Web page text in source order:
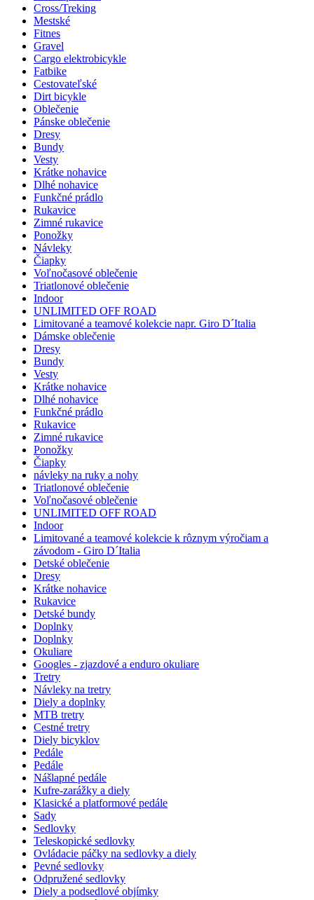
Cross/Treking
Mestské
Fitnes
Gravel
Cargo elektrobicykle
Fatbike
Cestovateľské
Dirt bicykle
Oblečenie
Pánske oblečenie
Dresy
Bundy
Vesty
Krátke nohavice
Dlhé nohavice
Funkčné prádlo
Rukavice
Zimné rukavice
Ponožky
Návleky
Čiapky
Voľnočasové oblečenie
Triatlonové oblečenie
Indoor
UNLIMITED OFF ROAD
Limitované a teamové kolekcie napr. Giro D´Italia
Dámske oblečenie
Dresy
Bundy
Vesty
Krátke nohavice
Dlhé nohavice
Funkčné prádlo
Rukavice
Zimné rukavice
Ponožky
Čiapky
návleky na ruky a nohy
Triatlonové oblečenie
Voľnočasové oblečenie
UNLIMITED OFF ROAD
Indoor
Limitované a teamové kolekcie k rôznym výročiam a
závodom - Giro D´Italia
Detské oblečenie
Dresy
Krátke nohavice
Rukavice
Detské bundy
Doplnky
Doplnky
Okuliare
Googles - zjazdové a enduro okuliare
Tretry
Návleky na tretry
Diely a doplnky
MTB tretry
Cestné tretry
Diely bicyklov
Pedále
Pedále
Nášlapné pedále
Kufre-zarážky a diely
Klasické a platformové pedále
Sady
Sedlovky
Teleskopické sedlovky
Ovládacie páčky na sedlovky a diely
Pevné sedlovky
Odpružené sedlovky
Diely a podsedlové objímky